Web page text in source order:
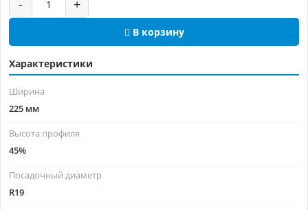
- +
В корзину
Характеристики
Ширина
225 мм
Высота профиля
45%
Посадочный диаметр
R19